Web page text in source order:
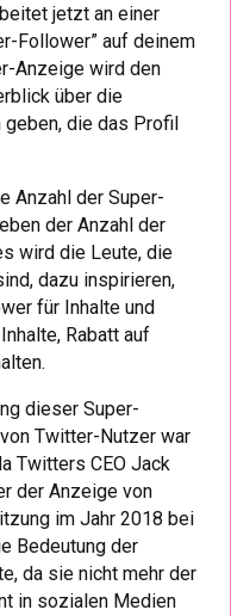
jetzt an einer
Follower” auf deinem
Anzeige wird den
über die
die das Profil
Anzahl der Super-
der Anzahl der
wird die Leute, die
dazu inspirieren,
für Inhalte und
Rabatt auf
dieser Super-
Twitter-Nutzer war
Twitters CEO Jack
der Anzeige von
im Jahr 2018 bei
Bedeutung der
da sie nicht mehr der
in sozialen Medien